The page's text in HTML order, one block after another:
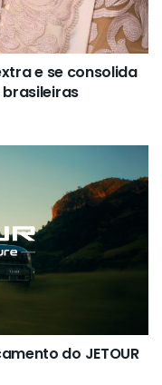
e se consolida
do JETOUR